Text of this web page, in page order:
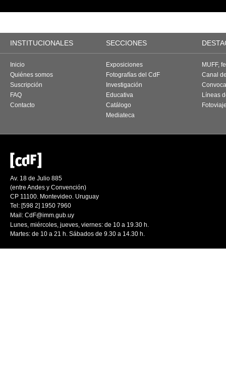
INSTITUCIONALES SECCIONES
Inicio
Quiénes somos
Suscripción
FAQ
Contacto
Exposiciones
Fotografías del CdF
Investigación
Educativa
Catálogo
Mediateca
MUFF,
Canal
Líneas
Av. 18 de Julio 885
(entre Andes y Convención)
CP 11100. Montevideo. Uruguay
Tel: [598 2] 1950 7960
Mail: CdF@imm.gub.uy
Lunes, miércoles, jueves, viernes: de 10 a 19.30 h.
Martes: de 10 a 21 h. Sábados de 9.30 a 14.30 h.